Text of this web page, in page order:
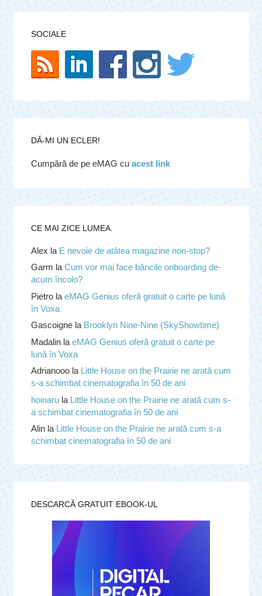
SOCIALE
DĂ-MI UN ECLER!
Cumpără de pe eMAG cu acest link
CE MAI ZICE LUMEA.
Alex la E nevoie de atâtea magazine non-stop?
Garm la Cum vor mai face băncile onboarding de-
acum încolo?
Pietrola eMAG Genius oferă gratuit o carte pe lună
în Voxa
Gascoignela Brooklyn Nine-Nine (SkyShowtime)
Madalinla eMAG Genius oferă gratuit o carte pe
lună în Voxa
Adrianooola Little House on the Prairie ne arată cum
s-a schimbat cinematografia în 50 de ani
hoinarula Little House on the Prairie ne arată cum s-
a schimbat cinematografia în 50 de ani
Alinla Little House on the Prairie ne arată cum s-a
schimbat cinematografia în 50 de ani
DESCARCĂ GRATUIT EBOOK-UL